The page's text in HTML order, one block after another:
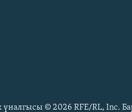
үналгысы © 2026 RFE/RL, Inc.